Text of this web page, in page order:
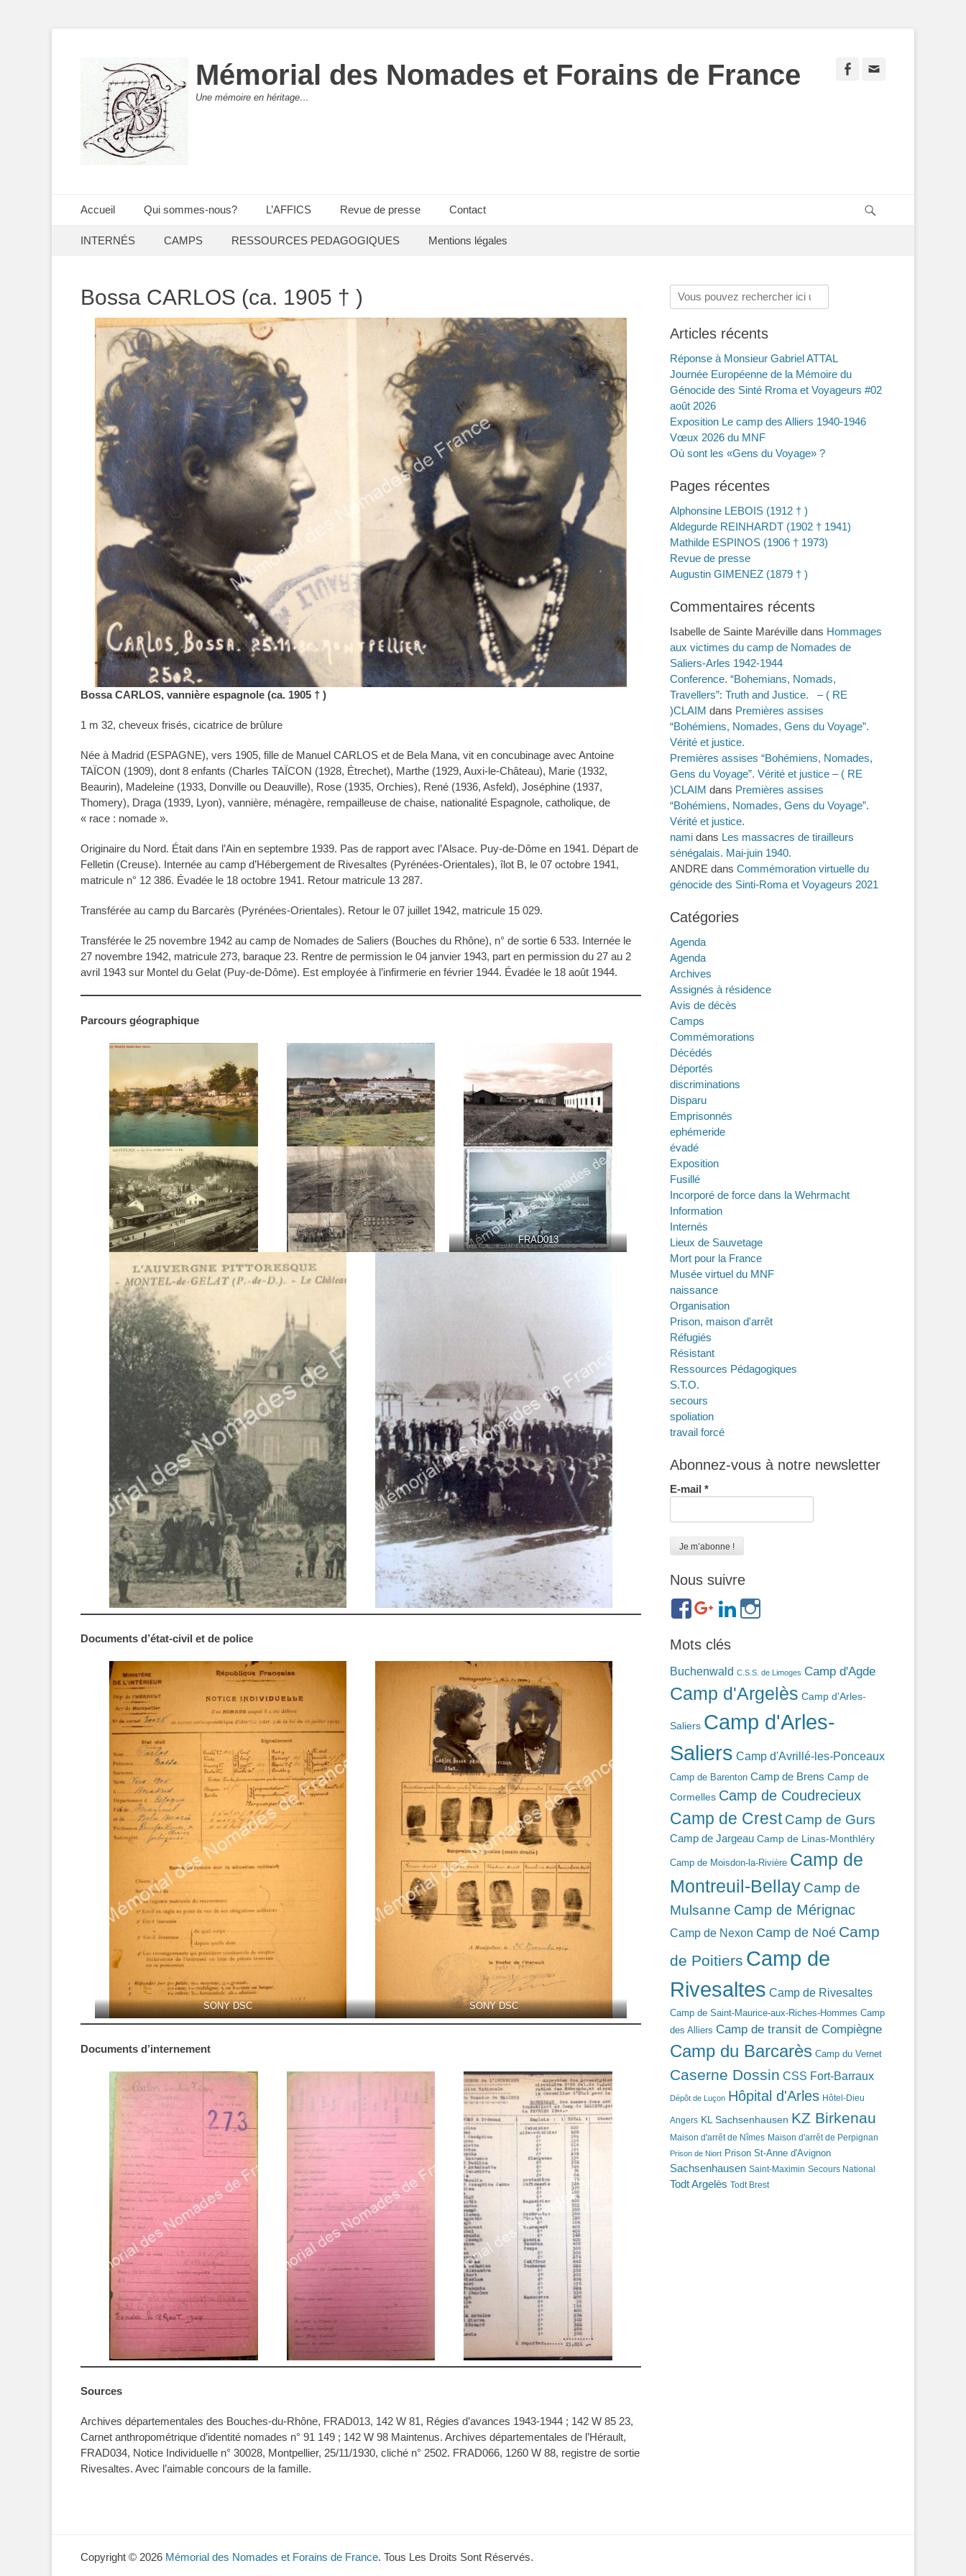
Mémorial des Nomades et Forains de France
Une mémoire en héritage…
Facebook
Menu principal
Accueil Qui sommes-nous? L’AFFICS Revue de presse Contact
Menu secondaire
INTERNÉS CAMPS RESSOURCES PEDAGOGIQUES Mentions légales
Bossa CARLOS (ca. 1905 † )
Bossa CARLOS, vannière espagnole (ca. 1905 † )
1 m 32, cheveux frisés, cicatrice de brûlure
Née à Madrid (ESPAGNE), vers 1905, fille de Manuel CARLOS et de Bela Mana, vit en concubinage avec Antoine
TAÏCON (1909), dont 8 enfants (Charles TAÏCON (1928, Étrechet), Marthe (1929, Auxi-le-Château), Marie (1932,
Beaurin), Madeleine (1933, Donville ou Deauville), Rose (1935, Orchies), René (1936, Asfeld), Joséphine (1937,
Thomery), Draga (1939, Lyon), vannière, ménagère, rempailleuse de chaise, nationalité Espagnole, catholique, de
« race : nomade ».
Originaire du Nord. Était dans l’Ain en septembre 1939. Pas de rapport avec l’Alsace. Puy-de-Dôme en 1941. Départ de
Felletin (Creuse). Internée au camp d’Hébergement de Rivesaltes (Pyrénées-Orientales), îlot B, le 07 octobre 1941,
matricule n° 12 386. Évadée le 18 octobre 1941. Retour matricule 13 287.
Transférée au camp du Barcarès (Pyrénées-Orientales). Retour le 07 juillet 1942, matricule 15 029.
Transférée le 25 novembre 1942 au camp de Nomades de Saliers (Bouches du Rhône), n° de sortie 6 533. Internée le
27 novembre 1942, matricule 273, baraque 23. Rentre de permission le 04 janvier 1943, part en permission du 27 au 2
avril 1943 sur Montel du Gelat (Puy-de-Dôme). Est employée à l’infirmerie en février 1944. Évadée le 18 août 1944.
Parcours géographique
FRAD013
Documents d’état-civil et de police
SONY DSC SONY DSC
Documents d’internement
Sources
Archives départementales des Bouches-du-Rhône, FRAD013, 142 W 81, Régies d’avances 1943-1944 ; 142 W 85 23,
Carnet anthropométrique d’identité nomades n° 91 149 ; 142 W 98 Maintenus. Archives départementales de l’Hérault,
FRAD034, Notice Individuelle n° 30028, Montpellier, 25/11/1930, cliché n° 2502. FRAD066, 1260 W 88, registre de sortie
Rivesaltes. Avec l’aimable concours de la famille.
Rechercher :
Articles récents
Réponse à Monsieur Gabriel ATTAL
Journée Européenne de la Mémoire du
Génocide des Sinté Rroma et Voyageurs #02
août 2026
Exposition Le camp des Alliers 1940-1946
Vœux 2026 du MNF
Où sont les «Gens du Voyage» ?
Pages récentes
Alphonsine LEBOIS (1912 † )
Aldegurde REINHARDT (1902 † 1941)
Mathilde ESPINOS (1906 † 1973)
Revue de presse
Augustin GIMENEZ (1879 † )
Commentaires récents
Isabelle de Sainte Maréville dans Hommages
aux victimes du camp de Nomades de
Saliers-Arles 1942-1944
Conference. “Bohemians, Nomads,
Travellers”: Truth and Justice. – ( RE
)CLAIM dans Premières assises
“Bohémiens, Nomades, Gens du Voyage”.
Vérité et justice.
Premières assises “Bohémiens, Nomades,
Gens du Voyage”. Vérité et justice – ( RE
)CLAIM dans Premières assises
“Bohémiens, Nomades, Gens du Voyage”.
Vérité et justice.
nami dans Les massacres de tirailleurs
sénégalais. Mai-juin 1940.
ANDRE dans Commémoration virtuelle du
génocide des Sinti-Roma et Voyageurs 2021
Catégories
Agenda
Agenda
Archives
Assignés à résidence
Avis de décès
Camps
Commémorations
Décédés
Déportés
discriminations
Disparu
Emprisonnés
ephémeride
évadé
Exposition
Fusillé
Incorporé de force dans la Wehrmacht
Information
Internés
Lieux de Sauvetage
Mort pour la France
Musée virtuel du MNF
naissance
Organisation
Prison, maison d'arrêt
Réfugiés
Résistant
Ressources Pédagogiques
S.T.O.
secours
spoliation
travail forcé
Abonnez-vous à notre newsletter
E-mail *
Nous suivre
https://www.facebook.com/groups/
ref=br_rs
https://plus.google.com/b/114372604835066525589/
https://www.linkedin.com/in/gigi-
bonin-
Mots clés
Buchenwald C.S.S. de Limoges Camp d'Agde
Camp d'Argelès Camp d'Arles-
Saliers Camp d'Arles-
Saliers Camp d'Avrillé-les-Ponceaux
Camp de Barenton Camp de Brens Camp de
Cormelles Camp de Coudrecieux
Camp de Crest Camp de Gurs
Camp de Jargeau Camp de Linas-Monthléry
Camp de Moisdon-la-Rivière Camp de
Montreuil-Bellay Camp de
Mulsanne Camp de Mérignac
Camp de Nexon Camp de Noé Camp
de Poitiers Camp de
Rivesaltes Camp de Rivesaltes
Camp de Saint-Maurice-aux-Riches-Hommes Camp
des Alliers Camp de transit de Compiègne
Camp du Barcarès Camp du Vernet
Caserne Dossin CSS Fort-Barraux
Dépôt de Luçon Hôpital d'Arles Hôtel-Dieu
Angers KL Sachsenhausen KZ Birkenau
Maison d'arrêt de Nîmes Maison d'arrêt de Perpignan
Prison de Niort Prison St-Anne d'Avignon
Sachsenhausen Saint-Maximin Secours National
Todt Argelès Todt Brest
Copyright © 2026 Mémorial des Nomades et Forains de France. Tous Les Droits Sont Réservés.